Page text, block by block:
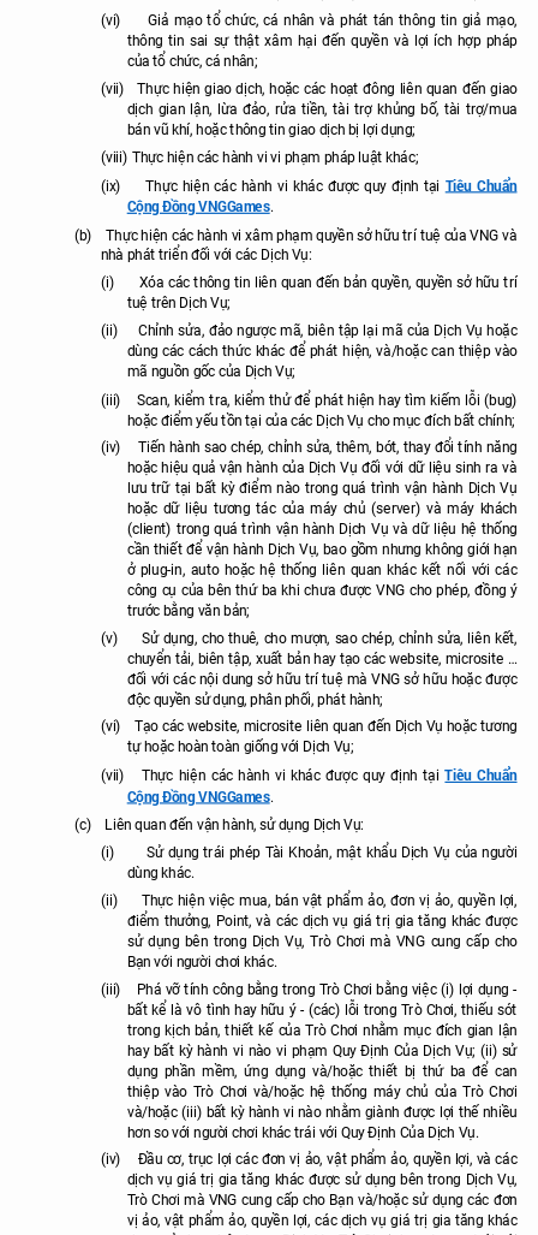
(vi)
Giả mạo tổ chức, cá nhân và phát tán thông tin giả mạo,
thông tin sai sự thật xâm hại đến quyền và lợi ích hợp pháp
của tổ chức, cá nhân;
(vii)
Thực hiện giao dịch, hoặc các hoạt đông liên quan đến giao
dịch gian lận, lừa đảo, rửa tiền, tài trợ khủng bố, tài trợ/mua
bán vũ khí, hoặc thông tin giao dịch bị lợi dụng;
(viii) Thực hiện các hành vi vi phạm pháp luật khác;
(ix)
Thực hiện các hành vi khác được quy định tại Tiêu Chuẩn
Cộng Đồng VNGGames.
(b)
Thực hiện các hành vi xâm phạm quyền sở hữu trí tuệ của VNG và
nhà phát triển đối với các Dịch Vụ:
(i)
Xóa các thông tin liên quan đến bản quyền, quyền sở hữu trí
tuệ trên Dịch Vụ;
(ii)
Chỉnh sửa, đảo ngược mã, biên tập lại mã của Dịch Vụ hoặc
dùng các cách thức khác để phát hiện, và/hoặc can thiệp vào
mã nguồn gốc của Dịch Vụ;
(iii)
Scan, kiểm tra, kiểm thử để phát hiện hay tìm kiếm lỗi (bug)
hoặc điểm yếu tồn tại của các Dịch Vụ cho mục đích bất chính;
(iv)
Tiến hành sao chép, chỉnh sửa, thêm, bớt, thay đổi tính năng
hoặc hiệu quả vận hành của Dịch Vụ đối với dữ liệu sinh ra và
lưu trữ tại bất kỳ điểm nào trong quá trình vận hành Dịch Vụ
hoặc dữ liệu tương tác của máy chủ (server) và máy khách
(client) trong quá trình vận hành Dịch Vụ và dữ liệu hệ thống
cần thiết để vận hành Dịch Vụ, bao gồm nhưng không giới hạn
ở plug-in, auto hoặc hệ thống liên quan khác kết nối với các
công cụ của bên thứ ba khi chưa được VNG cho phép, đồng ý
trước bằng văn bản;
(v)
Sử dụng, cho thuê, cho mượn, sao chép, chỉnh sửa, liên kết,
chuyển tải, biên tập, xuất bản hay tạo các website, microsite …
đối với các nội dung sở hữu trí tuệ mà VNG sở hữu hoặc được
độc quyền sử dụng, phân phối, phát hành;
(vi)
Tạo các website, microsite liên quan đến Dịch Vụ hoặc tương
tự hoặc hoàn toàn giống với Dịch Vụ;
(vii)
Thực hiện các hành vi khácđượcquy định tạiTiêu Chuẩn
Cộng Đồng VNGGames.
(c)
Liên quan đến vận hành, sử dụng Dịch Vụ:
(i)
Sử dụng trái phép Tài Khoản, mật khẩu Dịch Vụ của người
dùng khác.
(ii)
Thực hiện việc mua, bán vật phẩm ảo, đơn vị ảo, quyền lợi,
điểm thưởng, Point,và các dịch vụ giá trị gia tăng khác được
sử dụng bên trong Dịch Vụ, Trò Chơi mà VNG cung cấp cho
Bạnvới người chơi khác.
(iii)
Phá vỡ tính công bằng trong Trò Chơi bằng việc (i) lợi dụng -
bất kể là vô tình hay hữu ý - (các) lỗi trong Trò Chơi, thiếu sót
trong kịch bản, thiết kế của Trò Chơi nhằm mục đích gian lận
hay bất kỳ hành vi nào vi phạm Quy Định Của Dịch Vụ; (ii) sử
dụng phần mềm, ứng dụng và/hoặc thiết bị thứ ba để can
thiệp vào Trò Chơi và/hoặc hệ thống máy chủ của Trò Chơi
và/hoặc (iii) bất kỳ hành vi nào nhằm giành được lợi thế nhiều
hơn so với người chơi khác trái với Quy Định Của Dịch Vụ.
(iv)
Đầu cơ, trục lợi các đơn vị ảo, vật phẩm ảo, quyền lợi, và các
dịch vụ giá trị gia tăng khác được sử dụng bên trong Dịch Vụ,
Trò Chơi mà VNG cung cấp cho Bạn và/hoặc sử dụng các đơn
vị ảo, vật phẩm ảo, quyền lợi,các dịch vụ giá trị gia tăng khác